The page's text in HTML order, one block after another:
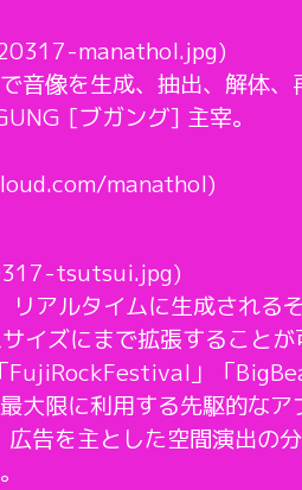
manathol.jpg)
音像を生成、抽出、解体
[ブガング] 主宰。
manathol)
tsutsui.jpg)
アルタイムに生成される
イズにまで拡張すること
」「
大限に利用する先駆的な
告を主とした空間演出の